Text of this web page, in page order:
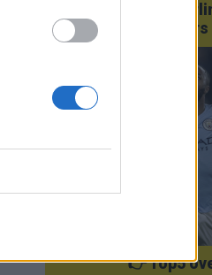
Van Götze tot
statementtransfers
👉 Top5